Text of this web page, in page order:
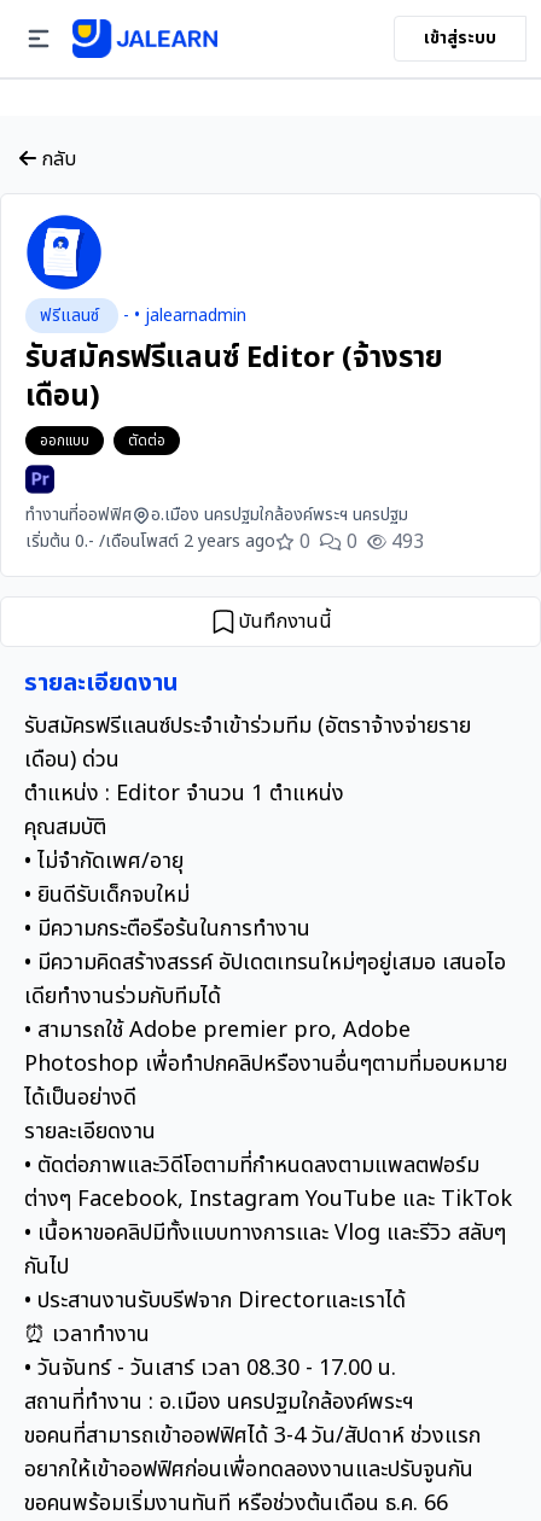
เข้าสู่ระบบ
กลับ
ฟรีแลนซ์ - • jalearnadmin
รับสมัครฟรีแลนซ์ Editor (จ้างราย
เดือน)
ออกแบบ ตัดต่อ
ทำงานที่ออฟฟิศ
อ.เมือง นครปฐมใกล้องค์พระฯ นครปฐม
เริ่มต้น 0.- /เดือนโพสต์ 2 years ago 0 0 493
บันทึกงานนี้
รายละเอียดงาน
รับสมัครฟรีแลนซ์ประจำเข้าร่วมทีม (อัตราจ้างจ่ายราย
เดือน) ด่วน
ตำแหน่ง : Editor จำนวน 1 ตำแหน่ง
คุณสมบัติ
• ไม่จำกัดเพศ/อายุ
• ยินดีรับเด็กจบใหม่
• มีความกระตือรือร้นในการทำงาน
• มีความคิดสร้างสรรค์ อัปเดตเทรนใหม่ๆอยู่เสมอ เสนอไอ
เดียทำงานร่วมกับทีมได้
• สามารถใช้ Adobe premier pro, Adobe
Photoshop เพื่อทำปกคลิปหรืองานอื่นๆตามที่มอบหมาย
ได้เป็นอย่างดี
รายละเอียดงาน
• ตัดต่อภาพและวิดีโอตามที่กำหนดลงตามแพลตฟอร์ม
ต่างๆ Facebook, Instagram YouTube และ TikTok
• เนื้อหาขอคลิปมีทั้งแบบทางการและ Vlog และรีวิว สลับๆ
กันไป
• ประสานงานรับบรีฟจาก Directorและเราได้
⏰ เวลาทำงาน
• วันจันทร์ - วันเสาร์ เวลา 08.30 - 17.00 น.
สถานที่ทำงาน : อ.เมือง นครปฐมใกล้องค์พระฯ
ขอคนที่สามารถเข้าออฟฟิศได้ 3-4 วัน/สัปดาห์ ช่วงแรก
อยากให้เข้าออฟฟิศก่อนเพื่อทดลองงานและปรับจูนกัน
ขอคนพร้อมเริ่มงานทันที หรือช่วงต้นเดือน ธ.ค. 66